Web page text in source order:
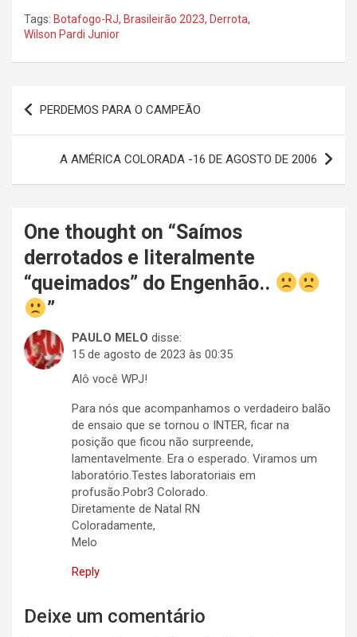
Tags: Botafogo-RJ, Brasileirão 2023, Derrota,
Wilson Pardi Junior
Navegação
de
PERDEMOS PARA O CAMPEÃO
A AMÉRICA COLORADA -16 DE AGOSTO DE 2006
One thought on “Saímos
derrotados e literalmente
“queimados” do Engenhão..
”
PAULO MELO disse:
15 de agosto de 2023 às 00:35
Alô você WPJ!
Para nós que acompanhamos o verdadeiro balão
de ensaio que se tornou o INTER, ficar na
posição que ficou não surpreende,
lamentavelmente. Era o esperado. Viramos um
laboratório.Testes laboratoriais em
profusão.Pobr3 Colorado.
Diretamente de Natal RN
Coloradamente,
Melo
Reply
Deixe um comentário